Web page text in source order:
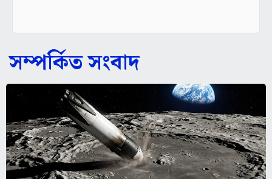
সম্পর্কিত সংবাদ